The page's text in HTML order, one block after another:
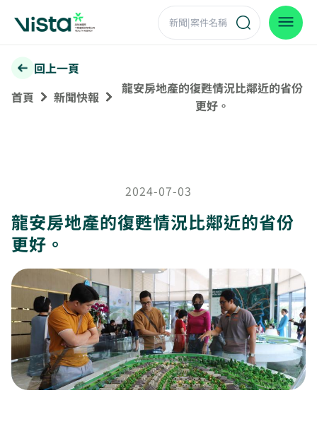
回上一頁
首頁
新聞快報
龍安房地產的復甦情況比鄰近的省份
更好。
2024-07-03
龍安房地產的復甦情況比鄰近的省份
更好。